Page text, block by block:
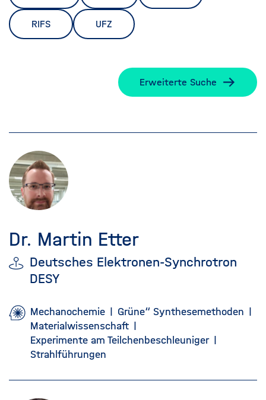
RIFS UFZ
Erweiterte Suche
Dr. Martin Etter
Deutsches Elektronen-Synchrotron
DESY
Mechanochemie
Grüne“ Synthesemethoden
Materialwissenschaft
Experimente am Teilchenbeschleuniger
Strahlführungen